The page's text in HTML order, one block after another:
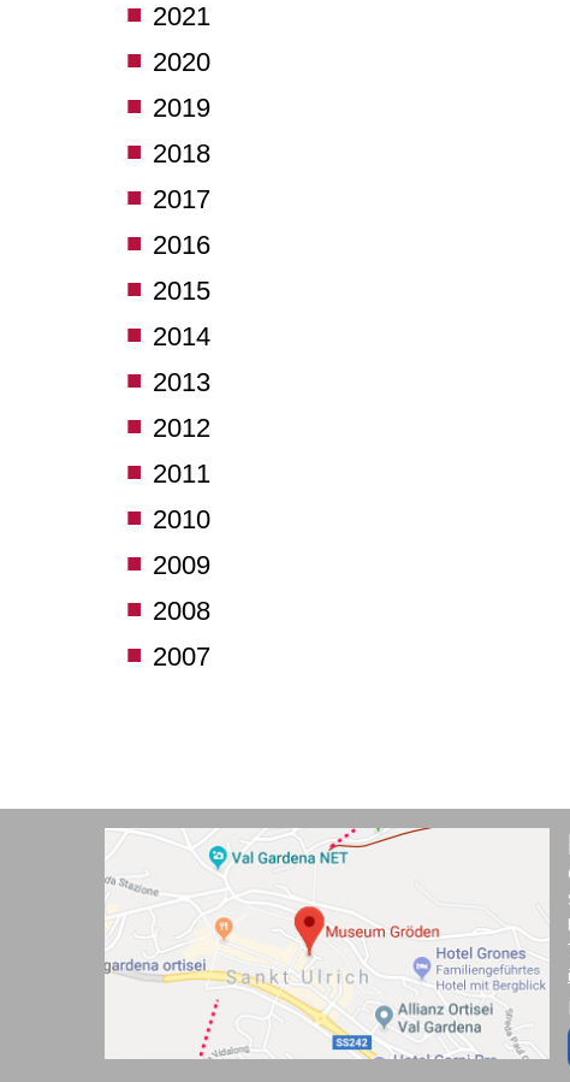
2021
2020
2019
2018
2017
2016
2015
2014
2013
2012
2011
2010
2009
2008
2007